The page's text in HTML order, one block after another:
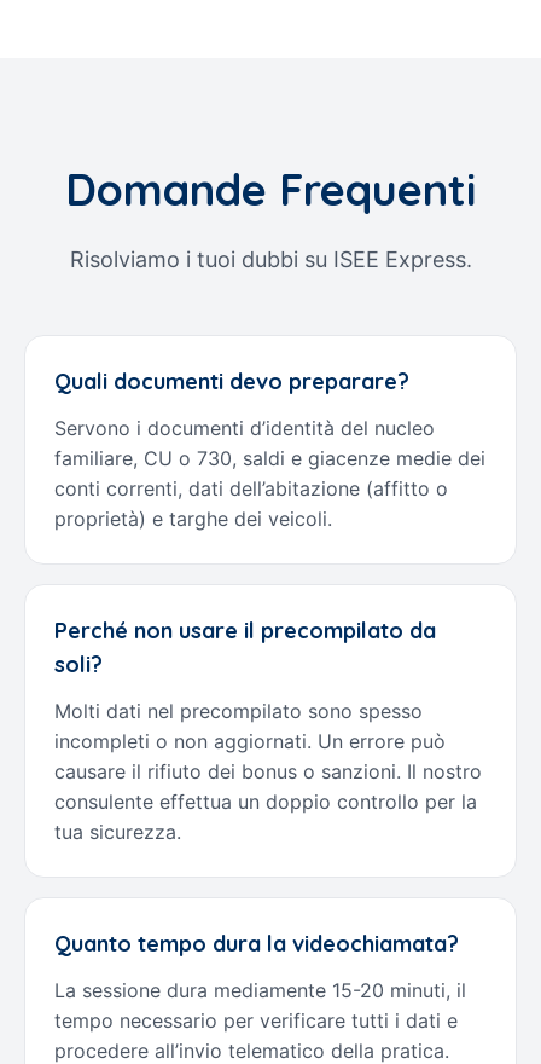
Domande Frequenti
Risolviamo i tuoi dubbi su ISEE Express.
Quali documenti devo preparare?
Servono i documenti d’identità del nucleo
familiare, CU o 730, saldi e giacenze medie dei
conti correnti, dati dell’abitazione (affitto o
proprietà) e targhe dei veicoli.
Perché non usare il precompilato da
soli?
Molti dati nel precompilato sono spesso
incompleti o non aggiornati. Un errore può
causare il rifiuto dei bonus o sanzioni. Il nostro
consulente effettua un doppio controllo per la
tua sicurezza.
Quanto tempo dura la videochiamata?
La sessione dura mediamente 15-20 minuti, il
tempo necessario per verificare tutti i dati e
procedere all’invio telematico della pratica.